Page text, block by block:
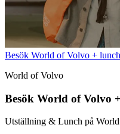
Besök World of Volvo +
World of Volvo
Besök World of Volvo
Utställning & Lunch på